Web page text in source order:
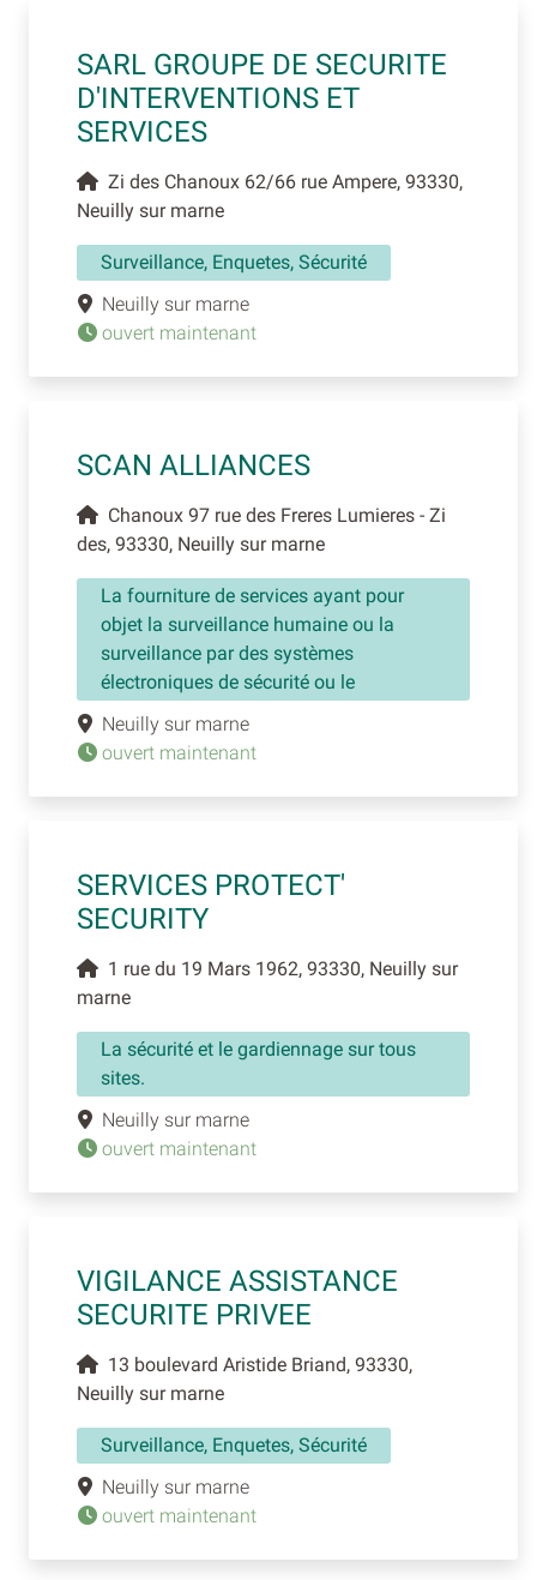
SARL GROUPE DE SECURITE
D'INTERVENTIONS ET
SERVICES
Zi des Chanoux 62/66 rue Ampere, 93330,
Neuilly sur marne
Surveillance, Enquetes, Sécurité
Neuilly sur marne
ouvert maintenant
SCAN ALLIANCES
Chanoux 97 rue des Freres Lumieres - Zi
des, 93330, Neuilly sur marne
La fourniture de services ayant pour
objet la surveillance humaine ou la
surveillance par des systèmes
électroniques de sécurité ou le
Neuilly sur marne
ouvert maintenant
SERVICES PROTECT'
SECURITY
1 rue du 19 Mars 1962, 93330, Neuilly sur
marne
La sécurité et le gardiennage sur tous
sites.
Neuilly sur marne
ouvert maintenant
VIGILANCE ASSISTANCE
SECURITE PRIVEE
13 boulevard Aristide Briand, 93330,
Neuilly sur marne
Surveillance, Enquetes, Sécurité
Neuilly sur marne
ouvert maintenant